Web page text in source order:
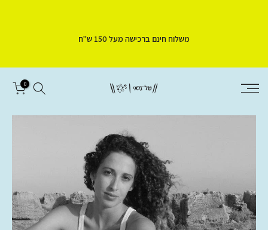
משלוח חינם ברכישה מעל 150 ש"ח
0